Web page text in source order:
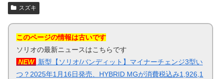
スズキ
このページの情報は古いです
ソリオの最新ニュースはこちらです
NEW 新型【ソリオ/バンディット】マイナーチェンジ3型い
つ？2025年1月16日発売、HYBRID MGが消費税込み1,926,1